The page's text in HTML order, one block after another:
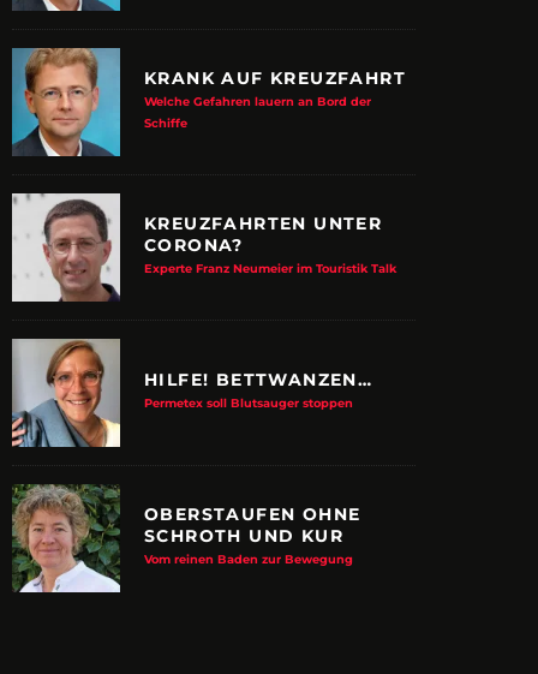
MACHER
System werden Reisen sicherer
ZUPANCIC
KRANK AUF KREUZFAHRT
Welche Gefahren lauern an Bord der
Schiffe
KREUZFAHRTEN UNTER
CORONA?
Experte Franz Neumeier im Touristik Talk
HILFE! BETTWANZEN…
Permetex soll Blutsauger stoppen
OBERSTAUFEN OHNE
SCHROTH UND KUR
Vom reinen Baden zur Bewegung